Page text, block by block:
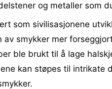
og metaller som
som sivilisasjonene
av smykker mer
ble brukt til å lage
kan støpes til intrikate